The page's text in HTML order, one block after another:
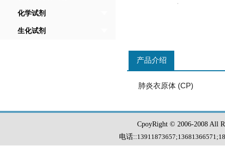
化学试剂
生化试剂
产品介绍
肺炎衣原体 (CP)
CpoyRight © 2006-2008 All
电话::13911873657;13681366571;